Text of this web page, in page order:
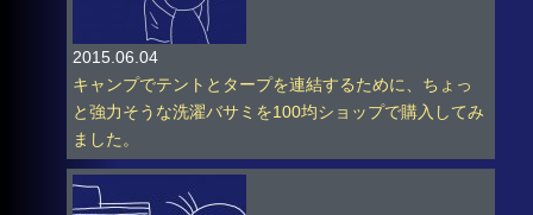
2015.06.04
キャンプでテントとタープを連結するために、ちょっ
と強力そうな洗濯バサミを100均ショップで購入してみ
ました。